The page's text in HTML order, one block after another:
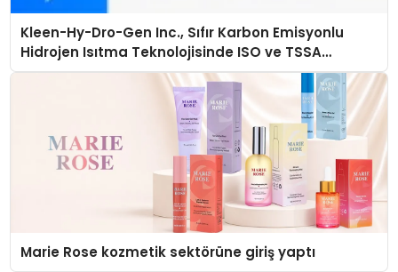
Kleen-Hy-Dro-Gen Inc., Sıfır Karbon Emisyonlu
Hidrojen Isıtma Teknolojisinde ISO ve TSSA
Düzenleyici Onaylarını Aldı
Marie Rose kozmetik sektörüne giriş yaptı